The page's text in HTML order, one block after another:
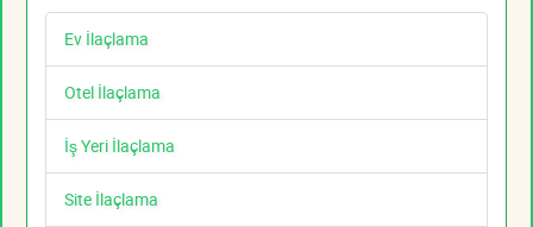
Ev İlaçlama
Otel İlaçlama
İş Yeri İlaçlama
Site İlaçlama